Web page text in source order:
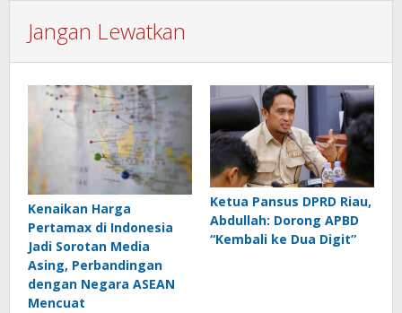
Jangan Lewatkan
Kenaikan Harga
Pertamax di Indonesia
Jadi Sorotan Media
Asing, Perbandingan
dengan Negara ASEAN
Mencuat
Ketua Pansus DPRD Riau,
Abdullah: Dorong APBD
“Kembali ke Dua Digit”